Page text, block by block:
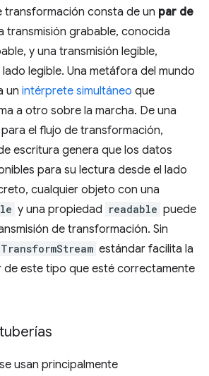
transformación consta de un par de
transmisión grabable, conocida
y una transmisión legible,
legible. Una metáfora del mundo
un intérprete simultáneo que
a otro sobre la marcha. De una
el flujo de transformación,
escritura genera que los datos
para su lectura desde el lado
cualquier objeto con una
y una propiedad readable puede
de transformación. Sin
TransformStream estándar facilita la
de este tipo que esté correctamente
usan principalmente